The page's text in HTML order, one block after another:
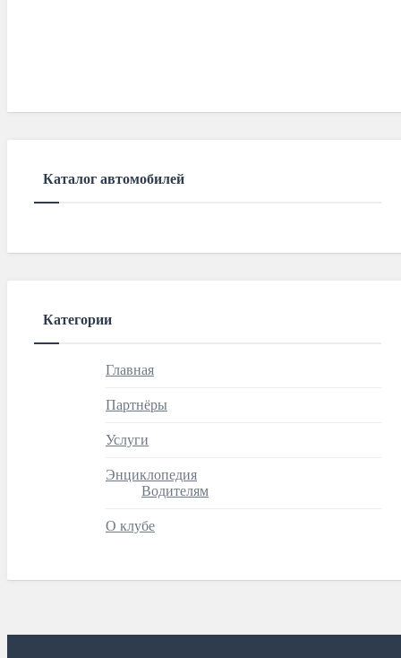
Каталог автомобилей
Категории
Главная
Партнёры
Услуги
Энциклопедия
Водителям
О клубе